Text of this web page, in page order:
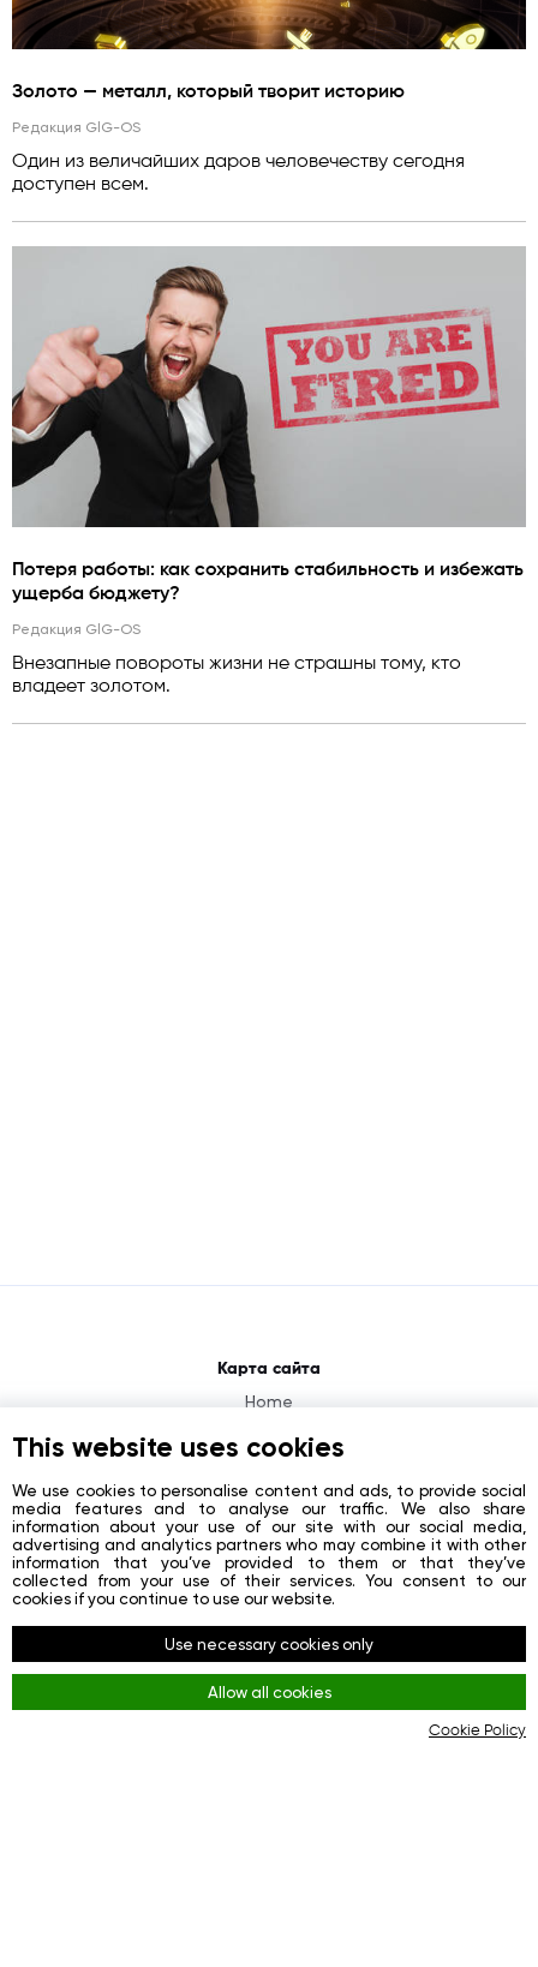
Золото — металл, который творит историю
Редакция GlG-OS
Один из величайших даров человечеству сегодня
доступен всем.
Потеря работы: как сохранить стабильность и избежать
ущерба бюджету?
Редакция GlG-OS
Внезапные повороты жизни не страшны тому, кто
владеет золотом.
Карта сайта
Home
About
Contacts
Registration
Login
Социальные сети
Facebook
This website uses cookies
We use cookies to personalise content and ads, to provide social
media features and to analyse our traffic. We also share
information about your use of our site with our social media,
advertising and analytics partners who may combine it with other
information that you’ve provided to them or that they’ve
collected from your use of their services. You consent to our
cookies if you continue to use our website.
Use necessary cookies only
Allow all cookies
Cookie Policy